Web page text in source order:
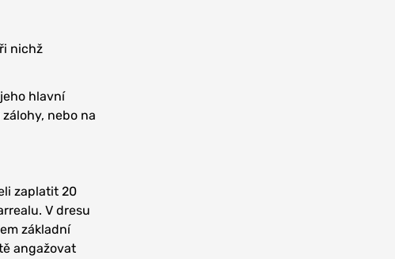
nichž
hlavní
nebo na
zaplatit 20
V dresu
základní
angažovat